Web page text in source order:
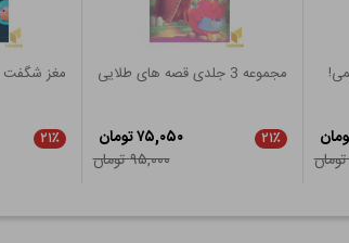
مجموعه 3 جلدی قصه های طلایی
۲۱٪
۷۵,۰۵۰ تومان
۹۵,۰۰۰ تومان
مغز شگفت
۲۱٪